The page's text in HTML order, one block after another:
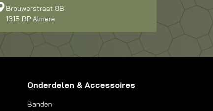
Brouwerstraat 8B
1315 BP Almere
Onderdelen & Accessoires
Banden